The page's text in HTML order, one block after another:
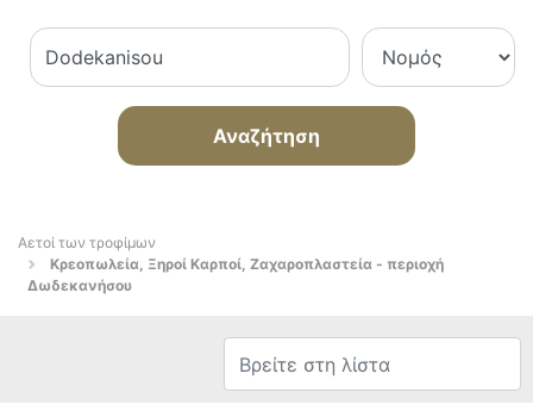
Αναζήτηση
Αετοί των τροφίμων
Κρεοπωλεία, Ξηροί Καρποί, Ζαχαροπλαστεία - περιοχή
Δωδεκανήσου